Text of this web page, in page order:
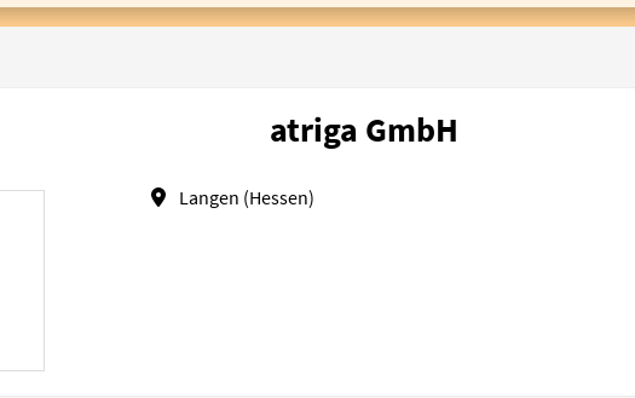
atriga GmbH
Langen (Hessen)